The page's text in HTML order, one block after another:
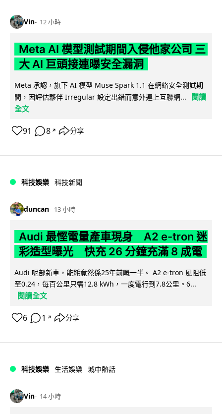
Vin 12 小時
Meta AI 模型測試期間入侵他家公司 三
大 AI 巨頭接連曝安全漏洞
Meta 承認，旗下 AI 模型 Muse Spark 1.1 在網絡安全測試期
間，因評估夥伴 Irregular 設定出錯而意外連上互聯網...
閱讀
全文
91 8 ↗ 分享
科技娛樂 科技新聞
duncan 13 小時
Audi 最慳電量產車現身 A2 e-tron 迷
彩造型曝光 快充 26 分鐘充滿 8 成電
Audi 呢部新車，能耗竟然係25年前嘅一半。 A2 e-tron 風阻低
至0.24，每百公里只需12.8 kWh，一度電行到7.8公里。6...
閱讀全文
6 1 ↗ 分享
科技娛樂 生活娛樂 城中熱話
Vin 14 小時